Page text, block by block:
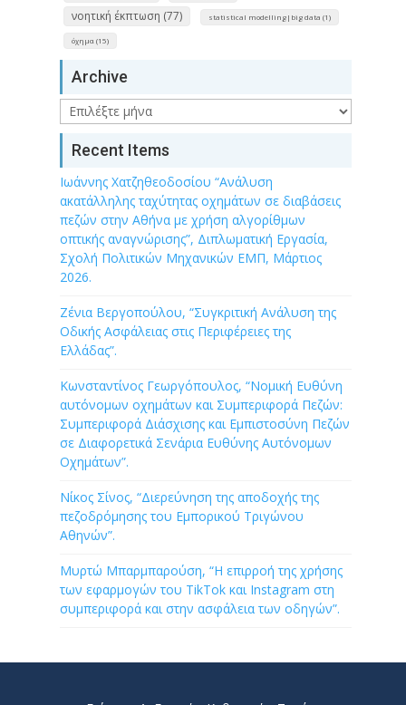
νοητική έκπτωση (77) statistical modelling|big data (1)
όχημα (15)
Archive
Archive
Recent Items
Ιωάννης Χατζηθεοδοσίου “Ανάλυση
ακατάλληλης ταχύτητας οχημάτων σε διαβάσεις
πεζών στην Αθήνα με χρήση αλγορίθμων
οπτικής αναγνώρισης”, Διπλωματική Εργασία,
Σχολή Πολιτικών Μηχανικών ΕΜΠ, Μάρτιος
2026.
Ζένια Βεργοπούλου, “Συγκριτική Ανάλυση της
Οδικής Ασφάλειας στις Περιφέρειες της
Ελλάδας”.
Κωνσταντίνος Γεωργόπουλος, “Νομική Ευθύνη
αυτόνομων οχημάτων και Συμπεριφορά Πεζών:
Συμπεριφορά Διάσχισης και Εμπιστοσύνη Πεζών
σε Διαφορετικά Σενάρια Ευθύνης Αυτόνομων
Οχημάτων”.
Νίκος Σίνος, “Διερεύνηση της αποδοχής της
πεζοδρόμησης του Εμπορικού Τριγώνου
Αθηνών”.
Μυρτώ Μπαρμπαρούση, “Η επιρροή της χρήσης
των εφαρμογών του TikTok και Instagram στη
συμπεριφορά και στην ασφάλεια των οδηγών”.